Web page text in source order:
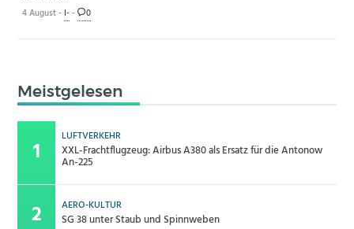
4 August - I-- 0
Meistgelesen
LUFTVERKEHR
XXL-Frachtflugzeug: Airbus A380 als Ersatz für die Antonow
An-225
AERO-KULTUR
SG 38 unter Staub und Spinnweben